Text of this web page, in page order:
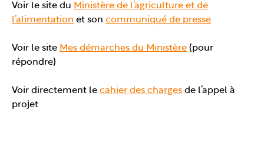
Voir le site du Ministère de l’agriculture et de
l’alimentation et son communiqué de presse
Voir le site Mes démarches du Ministère (pour
répondre)
Voir directement le cahier des charges de l’appel à
projet